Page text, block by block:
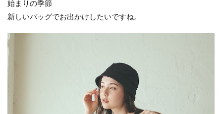
始まりの季節
新しいバッグでお出かけしたいですね。